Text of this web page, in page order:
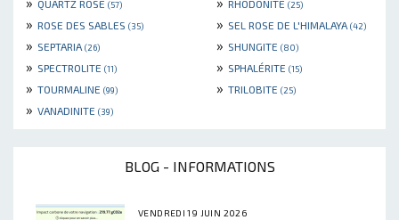
QUARTZ ROSE (57) RHODONITE (25)
» ROSE DES SABLES (35) » SEL ROSE DE L'HIMALAYA (42)
» SEPTARIA (26) » SHUNGITE (80)
» SPECTROLITE (11) » SPHALÉRITE (15)
» TOURMALINE (99) » TRILOBITE (25)
» VANADINITE (39)
BLOG - INFORMATIONS
VENDREDI 19 JUIN 2026